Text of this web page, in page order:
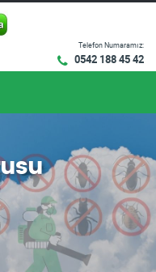
Telefon Numaramız:
0542 188 45 42